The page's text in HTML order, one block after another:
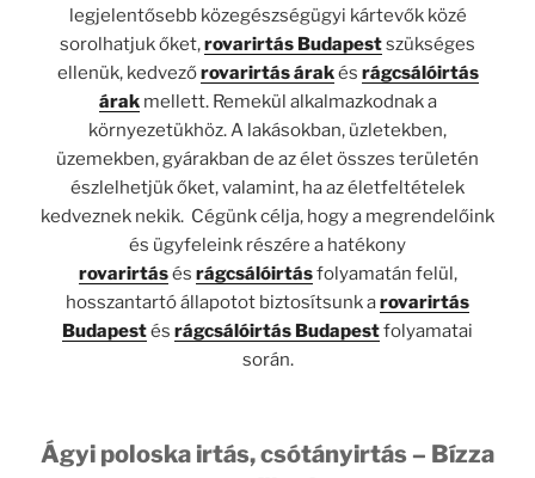
legjelentősebb közegészségügyi kártevők közé
sorolhatjuk őket,rovarirtás Budapestszükséges
ellenük, kedvezőrovarirtás árakés rágcsálóirtás
árakmellett. Remekül alkalmazkodnak a
környezetükhöz. A lakásokban, üzletekben,
üzemekben, gyárakban de az élet összes területén
észlelhetjük őket, valamint, ha az életfeltételek
kedveznek nekik. Cégünk célja, hogy a megrendelőink
és ügyfeleink részére a hatékony
rovarirtásés rágcsálóirtásfolyamatán felül,
hosszantartó állapotot biztosítsunk arovarirtás
Budapestés rágcsálóirtás Budapestfolyamatai
során.
Ágyi poloska irtás, csótányirtás – Bízza